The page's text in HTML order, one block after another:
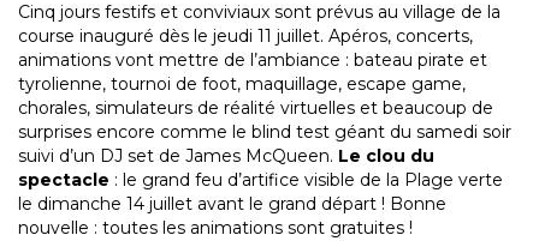
Cinq jours festifs et conviviaux sont prévus au village de la
course inauguré dès le jeudi 11 juillet. Apéros, concerts,
animations vont mettre de l’ambiance : bateau pirate et
tyrolienne, tournoi de foot, maquillage, escape game,
chorales, simulateurs de réalité virtuelles et beaucoup de
surprises encore comme le blind test géant du samedi soir
suivi d’un DJ set de James McQueen. Le clou du
spectacle : le grand feu d’artifice visible de la Plage verte
le dimanche 14 juillet avant le grand départ ! Bonne
nouvelle : toutes les animations sont gratuites !